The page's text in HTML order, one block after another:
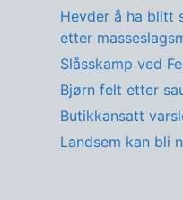
Hevder å ha blitt
etter
Slåsskamp ved
Bjørn felt etter
Butikkansatt
Landsem kan bli